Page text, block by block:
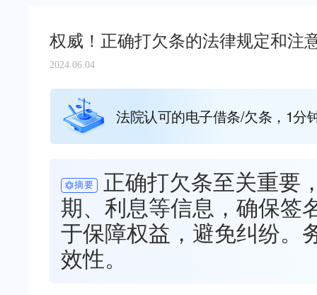
权威！正确打欠条的法律规定和注
2024.06.04
法院认可的电子借条/欠条，1分
摘要
正确打欠条至关重要
期、利息等信息，确保签
于保障权益，避免纠纷。
效性。